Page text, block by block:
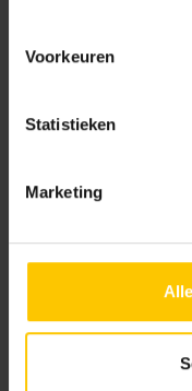
Voorkeuren
Statistieken
Marketing
Dark Grey